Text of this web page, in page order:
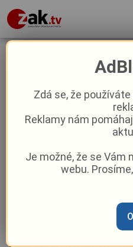
V kraji řádí
z lidí osobní údaje
21. 6.
Zdá se, že
Reklamy nám
Je možné, že se Vám
webu.